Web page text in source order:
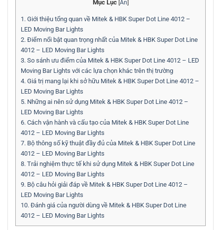
Mục Lục Ẩn
1. Giới thiệu tổng quan về Mitek & HBK Super Dot Line 4012 –
LED Moving Bar Lights
2. Điểm nổi bật quan trọng nhất của Mitek & HBK Super Dot Line
4012 – LED Moving Bar Lights
3. So sánh ưu điểm của Mitek & HBK Super Dot Line 4012 – LED
Moving Bar Lights với các lựa chọn khác trên thị trường
4. Giá trị mang lại khi sở hữu Mitek & HBK Super Dot Line 4012 –
LED Moving Bar Lights
5. Những ai nên sử dụng Mitek & HBK Super Dot Line 4012 –
LED Moving Bar Lights
6. Cách vận hành và cấu tạo của Mitek & HBK Super Dot Line
4012 – LED Moving Bar Lights
7. Bộ thông số kỹ thuật đầy đủ của Mitek & HBK Super Dot Line
4012 – LED Moving Bar Lights
8. Trải nghiệm thực tế khi sử dụng Mitek & HBK Super Dot Line
4012 – LED Moving Bar Lights
9. Bộ câu hỏi giải đáp về Mitek & HBK Super Dot Line 4012 –
LED Moving Bar Lights
10. Đánh giá của người dùng về Mitek & HBK Super Dot Line
4012 – LED Moving Bar Lights